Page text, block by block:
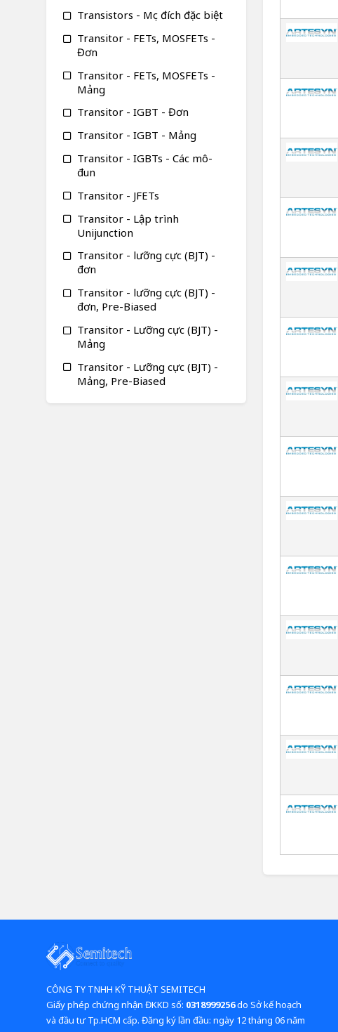
Transistors - Mục đích đặc biệt
Transitor - FETs, MOSFETs -
Đơn
Transitor - FETs, MOSFETs -
Mảng
Transitor - IGBT - Đơn
Transitor - IGBT - Mảng
Transitor - IGBTs - Các mô-
đun
Transitor - JFETs
Transitor - Lập trình
Unijunction
Transitor - lưỡng cực (BJT) -
đơn
Transitor - lưỡng cực (BJT) -
đơn, Pre-Biased
Transitor - Lưỡng cực (BJT) -
Mảng
Transitor - Lưỡng cực (BJT) -
Mảng, Pre-Biased
CÔNG TY TNHH KỸ THUẬT SEMITECH
Giấy phép chứng nhận ĐKKD số: 0318999256do Sở kế hoạch
và đầu tư Tp.HCM cấp. Đăng ký lần đầu: ngày 12 tháng 06 năm